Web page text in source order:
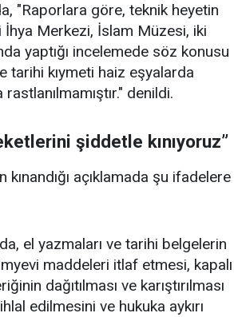
"Raporlara göre, teknik heyetin
İhya Merkezi, İslam Müzesi, iki
yaptığı incelemede söz konusu
tarihi kıymeti haiz eşyalarda
denildi.
şiddetle kınıyoruz”
açıklamada şu ifadelere
el yazmaları ve tarihi belgelerin
maddeleri itlaf etmesi, kapalı
dağıtılması ve karıştırılması
edilmesini ve hukuka aykırı